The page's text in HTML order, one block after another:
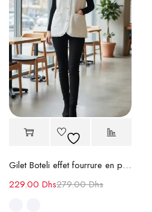
Gilet Boteli effet fourrure en perles
279.00Dhs
229.00 Dhs